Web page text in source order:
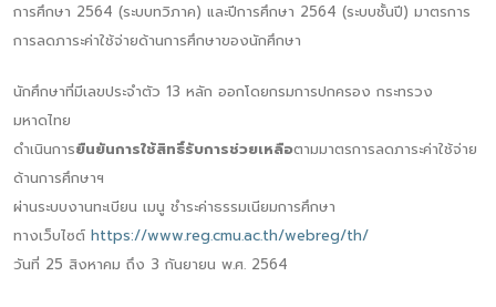
การศึกษา 2564 (ระบบทวิภาค) และปีการศึกษา 2564 (ระบบชั้นปี) มาตรการ
การลดภาระค่าใช้จ่ายด้านการศึกษาของนักศึกษา
นักศึกษาที่มีเลขประจำตัว 13 หลัก ออกโดยกรมการปกครอง กระทรวง
มหาดไทย
ดำเนินการยืนยันการใช้สิทธิ์รับการช่วยเหลือตามมาตรการลดภาระค่าใช้จ่าย
ด้านการศึกษาฯ
ผ่านระบบงานทะเบียน เมนู ชำระค่าธรรมเนียมการศึกษา
ทางเว็บไซต์ https://www.reg.cmu.ac.th/webreg/th/
วันที่ 25 สิงหาคม ถึง 3 กันยายน พ.ศ. 2564